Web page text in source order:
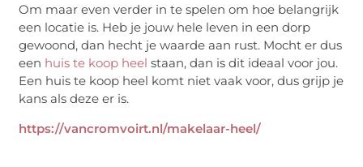
Om maar even verder in te spelen om hoe belangrijk
een locatie is. Heb je jouw hele leven in een dorp
gewoond, dan hecht je waarde aan rust. Mocht er dus
een huis te koop heel staan, dan is dit ideaal voor jou.
Een huis te koop heel komt niet vaak voor, dus grijp je
kans als deze er is.
https://vancromvoirt.nl/makelaar-heel/